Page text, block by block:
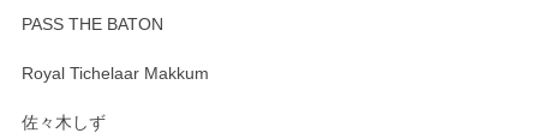
PASS THE BATON
Royal Tichelaar Makkum
佐々木しず